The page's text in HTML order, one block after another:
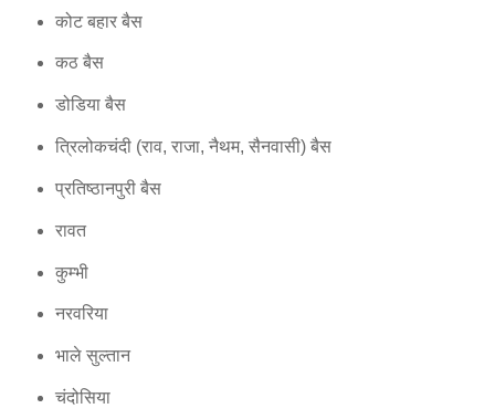
कोट बहार बैस
कठ बैस
डोडिया बैस
त्रिलोकचंदी (राव, राजा, नैथम, सैनवासी) बैस
प्रतिष्ठानपुरी बैस
रावत
कुम्भी
नरवरिया
भाले सुल्तान
चंदोसिया